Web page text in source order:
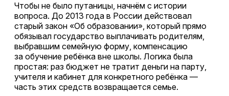
Чтобы не было путаницы, начнём с истории
вопроса. До 2013 года в России действовал
старый закон «Об образовании», который прямо
обязывал государство выплачивать родителям,
выбравшим семейную форму, компенсацию
за обучение ребёнка вне школы. Логика была
простая: раз бюджет не тратит деньги на парту,
учителя и кабинет для конкретного ребёнка —
часть этих средств возвращается семье.